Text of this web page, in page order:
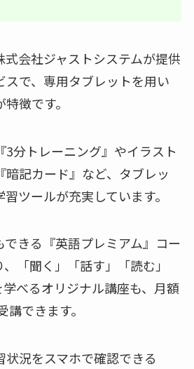
式会社ジャストシステムが提供
スで、専用タブレットを用い
徴です。
分トレーニング』やイラスト
記カード』など、タブレッ
ツールが充実しています。
できる『英語プレミアム』コー
「聞く」「話す」「読む」
学べるオリジナル講座も、月額
できます。
状況をスマホで確認できる